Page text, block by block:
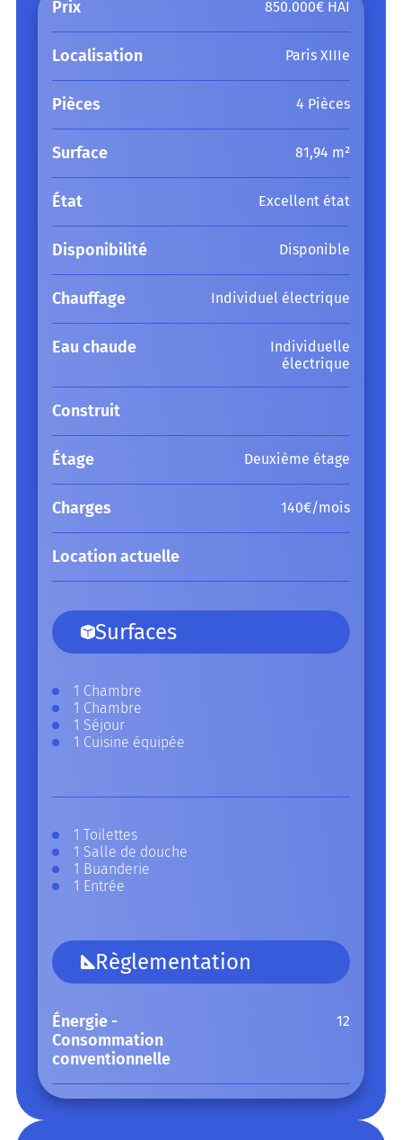
Prix 850.000€ HAI
Localisation Paris XIIIe
Pièces 4 Pièces
Surface 81,94 m²
État Excellent état
Disponibilité Disponible
Chauffage Individuel électrique
Eau chaude
Individuelle
électrique
Construit
Étage Deuxième étage
Charges 140€/mois
Location actuelle
Surfaces
1 Chambre
1 Chambre
1 Séjour
1 Cuisine équipée
1 Toilettes
1 Salle de douche
1 Buanderie
1 Entrée
Règlementation
Énergie -
Consommation
conventionnelle
12